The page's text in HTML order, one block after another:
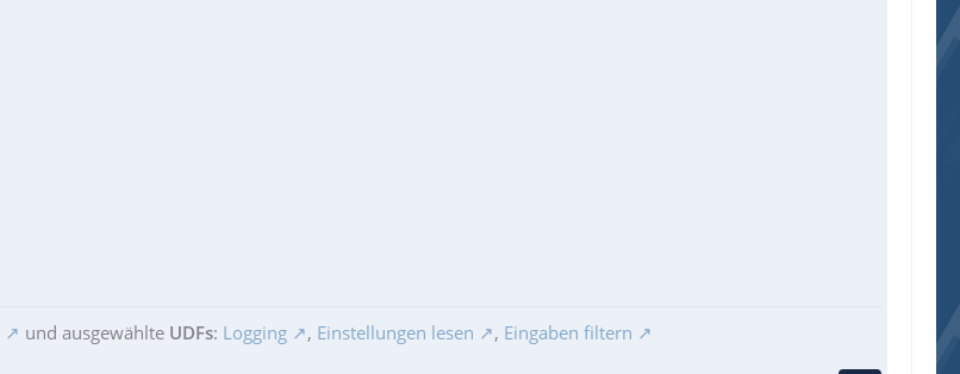
und ausgewählte UDFs: Logging , Einstellungen lesen , Eingaben filtern